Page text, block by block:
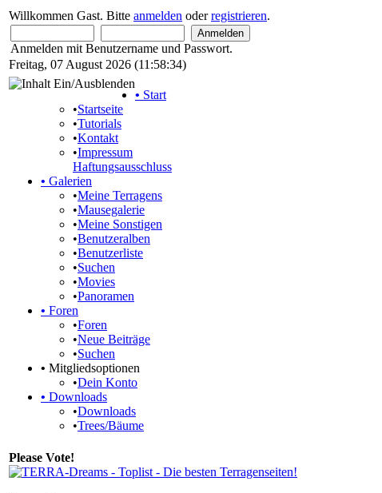
Willkommen Gast. Bitte anmelden oderregistrieren.
Anmelden mit Benutzername und Passwort.
Freitag, 07 August 2026 (11:58:34)
• Start
•Startseite
•Tutorials
•Kontakt
•Impressum
Haftungsausschluss
• Galerien
•Meine Terragens
•Mausegalerie
•Meine Sonstigen
•Benutzeralben
•Benutzerliste
•Suchen
•Movies
•Panoramen
• Foren
•Foren
•Neue Beiträge
•Suchen
• Mitgliedsoptionen
•Dein Konto
• Downloads
•Downloads
•Trees/Bäume
Please Vote!